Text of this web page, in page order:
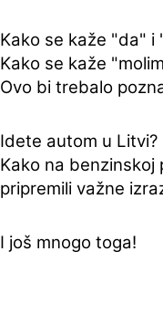
Kako se kaže "da" i
Kako se kaže
Ovo bi trebalo
Idete autom u Litvi?
Kako na benzinskoj
pripremili važne
I još mnogo toga!